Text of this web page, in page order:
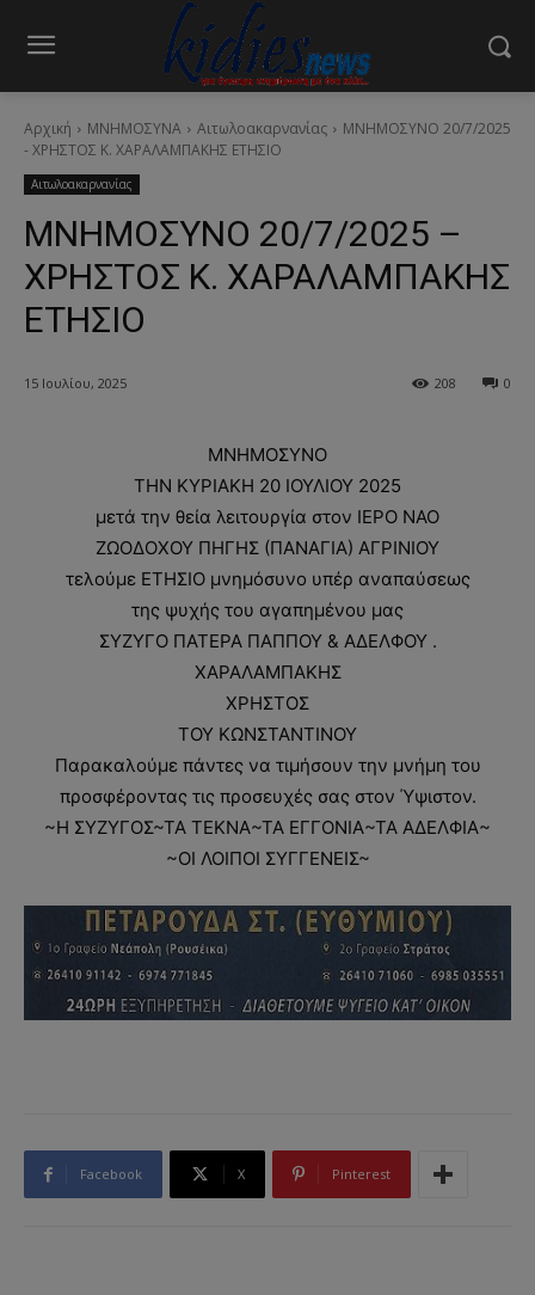
Αρχική ΜΝΗΜΟΣΥΝΑ Αιτωλοακαρνανίας
ΜΝΗΜΟΣΥΝΟ 20/7/2025
- ΧΡΗΣΤΟΣ Κ. ΧΑΡΑΛΑΜΠΑΚΗΣ ΕΤΗΣΙΟ
Αιτωλοακαρνανίας
ΜΝΗΜΟΣΥΝΟ 20/7/2025 –
ΧΡΗΣΤΟΣ Κ. ΧΑΡΑΛΑΜΠΑΚΗΣ
ΕΤΗΣΙΟ
15 Ιουλίου, 2025 0
208
ΜΝΗΜΟΣΥΝΟ
ΤΗΝ ΚΥΡΙΑΚΗ 20 ΙΟΥΛΙΟΥ 2025
μετά την θεία λειτουργία στον ΙΕΡΟ ΝΑΟ
ΖΩΟΔΟΧΟΥ ΠΗΓΗΣ (ΠΑΝΑΓΙΑ) ΑΓΡΙΝΙΟΥ
τελούμε ΕΤΗΣΙΟ μνημόσυνο υπέρ αναπαύσεως
της ψυχής του αγαπημένου μας
ΣΥΖΥΓΟ ΠΑΤΕΡΑ ΠΑΠΠΟΥ & ΑΔΕΛΦΟΥ .
ΧΑΡΑΛΑΜΠΑΚΗΣ
ΧΡΗΣΤΟΣ
ΤΟΥ ΚΩΝΣΤΑΝΤΙΝΟΥ
Παρακαλούμε πάντες να τιμήσουν την μνήμη του
προσφέροντας τις προσευχές σας στον Ύψιστον.
~Η ΣΥΖΥΓΟΣ~ΤΑ ΤΕΚΝΑ~ΤΑ ΕΓΓΟΝΙΑ~ΤΑ ΑΔΕΛΦΙΑ~
~ΟΙ ΛΟΙΠΟΙ ΣΥΓΓΕΝΕΙΣ~
Facebook X Pinterest